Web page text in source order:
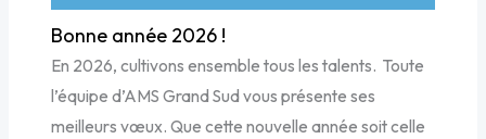
Bonne année 2026 !
En 2026, cultivons ensemble tous les talents. Toute
l’équipe d’AMS Grand Sud vous présente ses
meilleurs vœux. Que cette nouvelle année soit celle